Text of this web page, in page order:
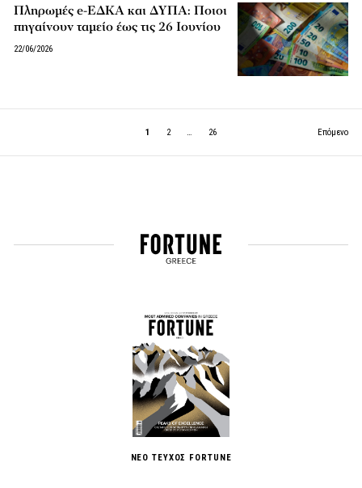
Πληρωμές e-ΕΔΚΑ και ΔΥΠΑ: Ποιοι
πηγαίνουν ταμείο έως τις 26 Ιουνίου
22/06/2026
1 2 … 26 Επόμενο
ΝΕΟ ΤΕΥΧΟΣ FORTUNE